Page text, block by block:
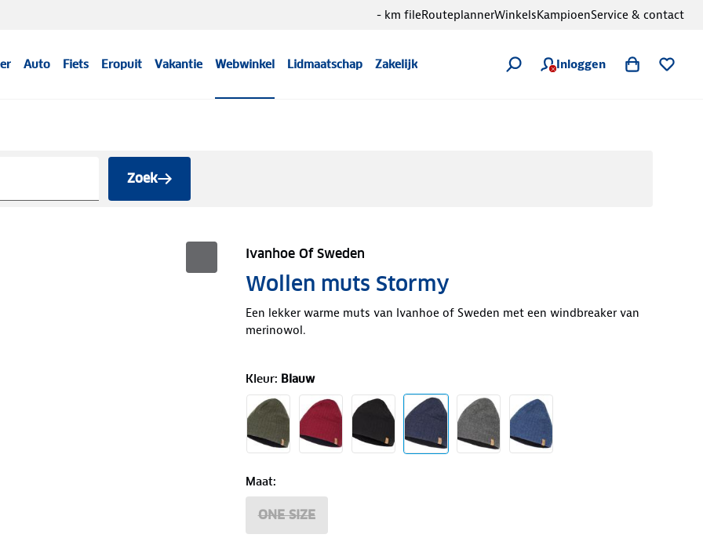
Auto Fiets Eropuit Vakantie Webwinkel Lidmaatschap Zakelijk Inloggen
- km fileRouteplannerWinkelsKampioenService & contact
Zoek
Ivanhoe Of Sweden
Wollen muts Stormy
Een lekker warme muts van Ivanhoe of Sweden met een windbreaker van
merinowol.
Kleur: Blauw
Maat:
ONE SIZE